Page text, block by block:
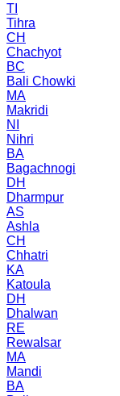
TI
Tihra
CH
Chachyot
BC
Bali Chowki
MA
Makridi
NI
Nihri
BA
Bagachnogi
DH
Dharmpur
AS
Ashla
CH
Chhatri
KA
Katoula
DH
Dhalwan
RE
Rewalsar
MA
Mandi
BA